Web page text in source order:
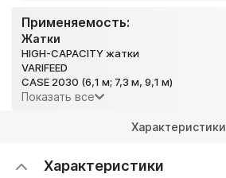
Применяемость:
Жатки
HIGH-CAPACITY жатки
VARIFEED
CASE 2030 (6,1 м; 7,3 м, 9,1 м)
Показать все
Характеристики
Характеристики